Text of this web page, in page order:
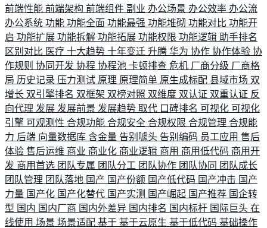
前端性能 前端架构 前端组件 副业 办公场景 办公效率 办公流
办公系统 功能 功能全面 功能最强 功能堆砌 功能对比 功能开
启 功能扩展 功能拆解 功能拓展 功能权限 功能逻辑 助手排名
区别对比 医疗 十大趋势 十年变迁 升腾 华为 协作 协作体验 协
作规则 协同开发 协程 协程池 卡顿排查 危机 厂商分级 厂商格
局 历史记录 压力测试 原理 原理简单 原生成标配 县域市场 双
增长 双引擎排名 双框架 双榜对照 双维度 双认证 双重认证 反
向代理 发展 发展前景 发展趋势 取代 口碑排名 可视化 可视化
引擎 可观测性 合规功能 合规安全 合规权限 合规管理 合规能
力 后端 向量数据库 含金量 告别噱头 告别编码 员工应用 售后
体验 售后运维 商业 商业化 商业逻辑 商用 商用低代码 商用开
发 商用首选 团队专属 团队分工 团队协作 团队协同 团队成长
团队管理 团队落地 国产 国产份额 国产低代码 国产冲击 国产
力量 国产化 国产化替代 国产实测 国产崛起 国产推荐 国企转
型 国内 国内厂商 国内外差异 国内排名 国内标杆 国际巨头 在
线使用 场景 场景适配 基于 基于云原生 基于低代码 基础操作